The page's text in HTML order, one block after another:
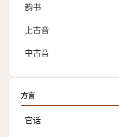
韵书
上古音
中古音
方言
官话